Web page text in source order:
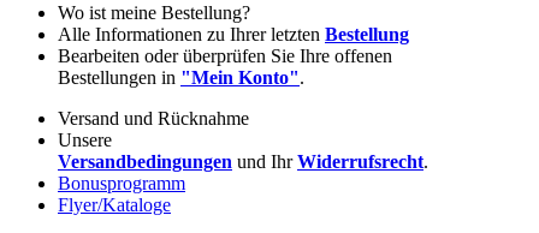
Wo ist meine Bestellung?
Alle Informationen zu Ihrer letzten Bestellung
Bearbeiten oder überprüfen Sie Ihre offenen
Bestellungen in "Mein Konto".
Versand und Rücknahme
Unsere
Versandbedingungen und IhrWiderrufsrecht.
Bonusprogramm
Flyer/Kataloge